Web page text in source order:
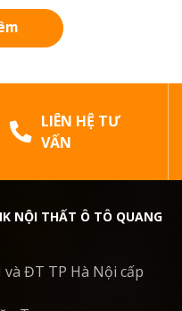
LIÊN HỆ TƯ
VẤN
NỘI THẤT Ô TÔ QUANG
và ĐT TP Hà Nội cấp